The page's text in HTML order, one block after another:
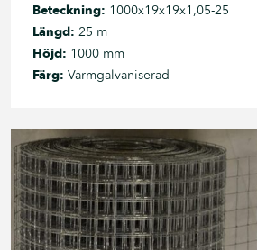
Beteckning: 1000x19x19x1,05-25
Längd: 25 m
Höjd: 1000 mm
Färg: Varmgalvaniserad